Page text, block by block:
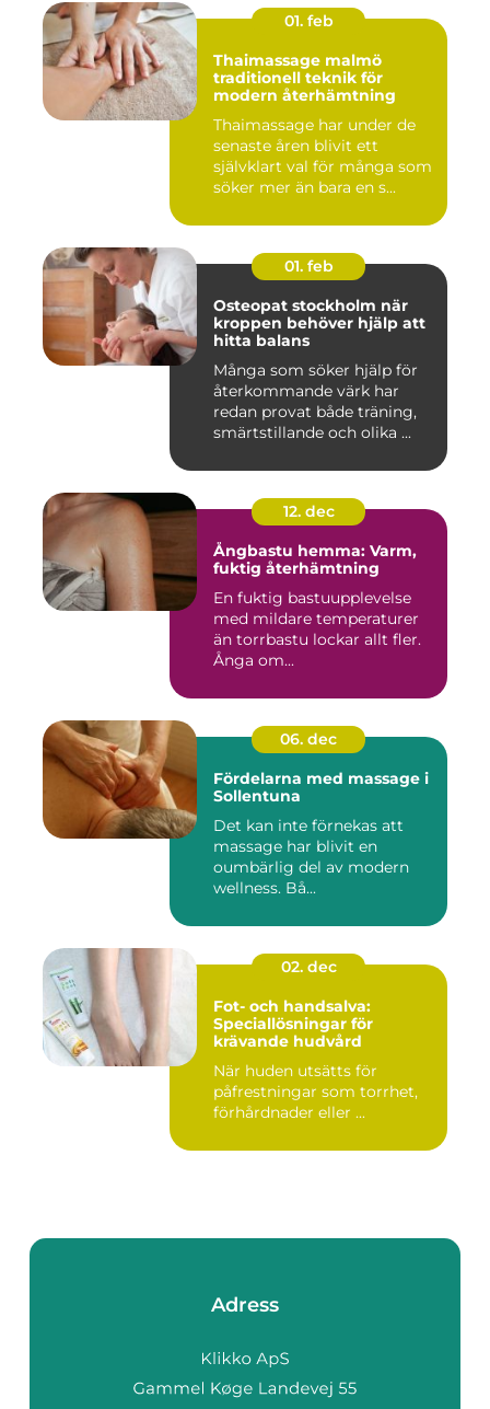
01. feb
Thaimassage malmö
traditionell teknik för
modern återhämtning
Thaimassage har under de
senaste åren blivit ett
självklart val för många som
söker mer än bara en s...
01. feb
Osteopat stockholm när
kroppen behöver hjälp att
hitta balans
Många som söker hjälp för
återkommande värk har
redan provat både träning,
smärtstillande och olika ...
12. dec
Ångbastu hemma: Varm,
fuktig återhämtning
En fuktig bastuupplevelse
med mildare temperaturer
än torrbastu lockar allt fler.
Ånga om...
06. dec
Fördelarna med massage i
Sollentuna
Det kan inte förnekas att
massage har blivit en
oumbärlig del av modern
wellness. Bå...
02. dec
Fot- och handsalva:
Speciallösningar för
krävande hudvård
När huden utsätts för
påfrestningar som torrhet,
förhårdnader eller ...
Adress